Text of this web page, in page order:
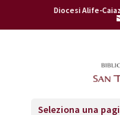
Diocesi Alife-
Seleziona una